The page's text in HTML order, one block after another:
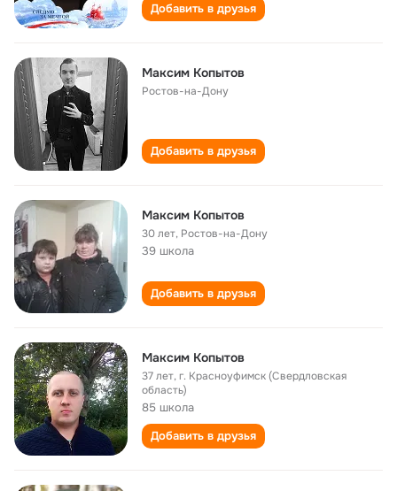
Добавить в друзья
Максим Копытов
Ростов-на-Дону
Добавить в друзья
Максим Копытов
30 лет, Ростов-на-Дону
39 школа
Добавить в друзья
Максим Копытов
37 лет,г. Красноуфимск (Свердловская
область)
85 школа
Добавить в друзья